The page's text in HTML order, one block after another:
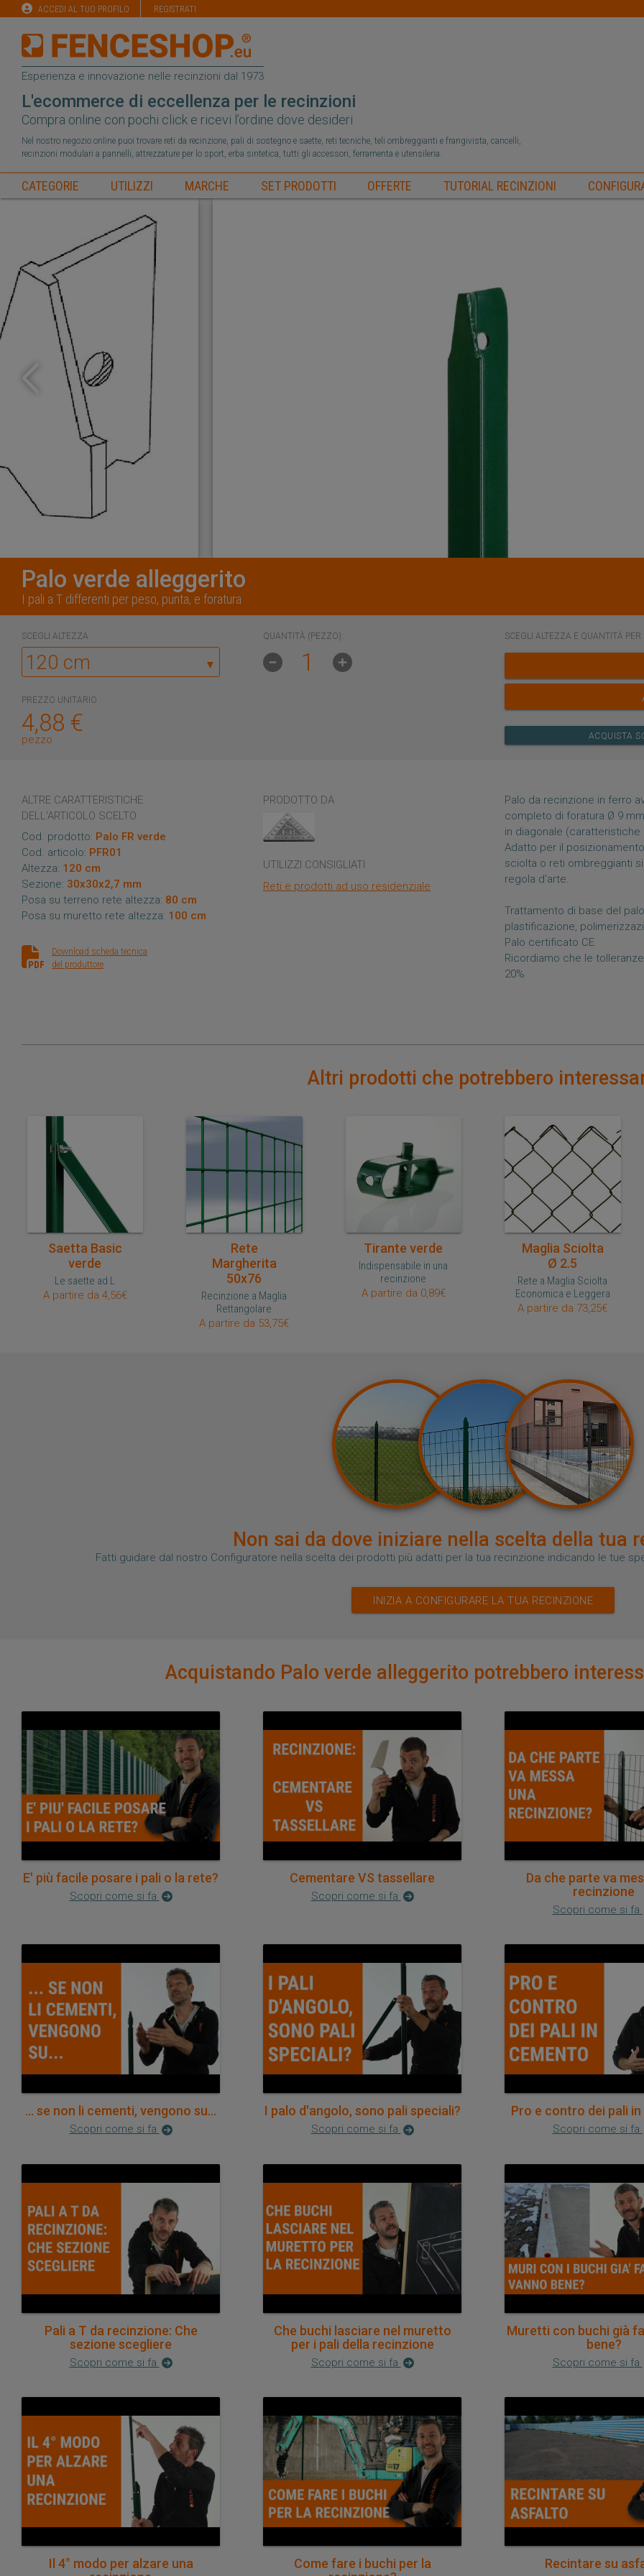
ACCEDI AL TUO PROFILO REGISTRATI
Esperienza e innovazione nelle recinzioni dal 1973
L'ecommerce di eccellenza per le recinzioni
Compra online con pochi click e ricevi l’ordine dove desideri
Nel nostro negozio online puoi trovare reti da recinzione, pali di sostegno e saette, reti tecniche, teli ombreggianti e frangivista, cancelli,
recinzioni modulari a pannelli, attrezzature per lo sport, erba sintetica, tutti gli accessori, ferramenta e utensileria.
CATEGORIE UTILIZZI MARCHE SET PRODOTTI OFFERTE TUTORIAL RECINZIONI
Palo verde alleggerito
I pali a T differenti per peso, punta, e foratura
SCEGLI ALTEZZA
▼
PREZZO UNITARIO
4,88 €
pezzo
QUANTITÀ (PEZZO): SCEGLI ALTEZZA E QUANTITÀ
ACQUISTA
ALTRE CARATTERISTICHE
DELL'ARTICOLO SCELTO
Cod. prodotto: Palo FR verde
Cod. articolo: PFR01
Altezza: 120 cm
Sezione: 30x30x2,7 mm
Posa su terreno rete altezza: 80 cm
Posa su muretto rete altezza: 100 cm
Download scheda tecnica
del produttore
PRODOTTO DA
UTILIZZI CONSIGLIATI
Reti e prodotti ad uso residenziale
Palo da recinzione in ferro
completo di foratura Ø 9
in diagonale
Adatto per il
sciolta o reti ombreggianti
regola d'arte.
Trattamento di base del
plastificazione,
Palo certificato CE
Ricordiamo che le
20%
Altri prodotti che potrebbero
Acquisto veloce
Saetta Basic
verde
Le saette ad L
A partire da 4,56€
Acquisto veloce
Rete
Margherita
50x76
Recinzione a Maglia
Rettangolare
A partire da 53,75€
Acquisto veloce
Tirante verde
Indispensabile in una
recinzione
A partire da 0,89€
Acquisto veloce
Maglia Sciolta
Ø 2.5
Rete a Maglia Sciolta
Economica e Leggera
A partire da 73,25€
Non sai da dove iniziare nella scelta della tua
Fatti guidare dal nostro Configuratore nella scelta dei prodotti più adatti per la tua recinzione indicando le tue
INIZIA A CONFIGURARE LA TUA RECINZIONE
Acquistando Palo verde alleggerito potrebbero
E' più facile posare i pali o la rete?
Scopri come si fa
Cementare VS tassellare
Scopri come si fa
Da che parte va
recinzione
Scopri come si fa
... se non li cementi, vengono su...
Scopri come si fa
I palo d'angolo, sono pali speciali?
Scopri come si fa
Pro e contro dei pali
Scopri come si fa
Pali a T da recinzione: Che
sezione scegliere
Scopri come si fa
Che buchi lasciare nel muretto
per i pali della recinzione
Scopri come si fa
Muretti con buchi già
bene?
Scopri come si fa
Il 4° modo per alzare una
Come fare i buchi per la
Recintare su